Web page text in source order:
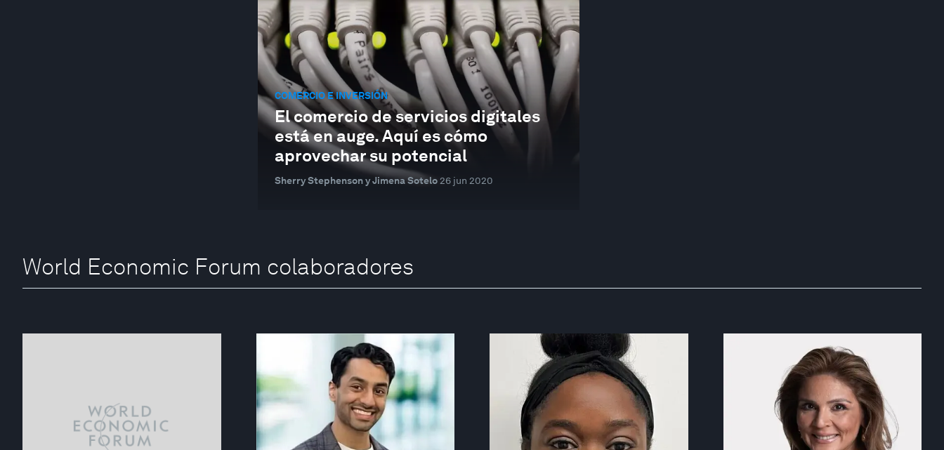
COMERCIO E INVERSIÓN
El comercio de servicios digitales
está en auge. Aquí es cómo
aprovechar su potencial
Sherry Stephenson y Jimena Sotelo 26 jun 2020
World Economic Forum colaboradores